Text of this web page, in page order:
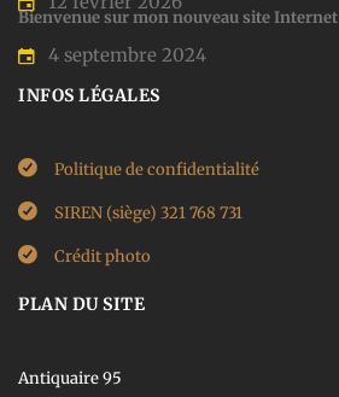
Bienvenue sur mon nouveau site Internet
4 septembre 2024
INFOS LÉGALES
Politique de confidentialité
SIREN (siège) 321 768 731
Crédit photo
PLAN DU SITE
Antiquaire 95